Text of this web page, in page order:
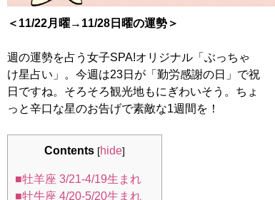
＜11/22月曜→11/28日曜の運勢＞
週の運勢を占う女子SPA!オリジナル「ぶっちゃ
け星占い」。今週は23日が「勤労感謝の日」で祝
日ですね。そろそろ観光地もにぎわいそう。ちょ
っと辛口な星のお告げで素敵な1週間を！
Contents [hide]
■牡羊座 3/21-4/19生まれ
■牡牛座 4/20-5/20生まれ